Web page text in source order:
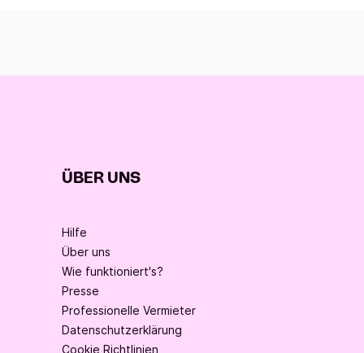
ÜBER UNS
Hilfe
Über uns
Wie funktioniert's?
Presse
Professionelle Vermieter
Datenschutzerklärung
Cookie Richtlinien